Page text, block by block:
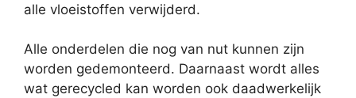
alle vloeistoffen verwijderd.
Alle onderdelen die nog van nut kunnen zijn
worden gedemonteerd. Daarnaast wordt alles
wat gerecycled kan worden ook daadwerkelijk